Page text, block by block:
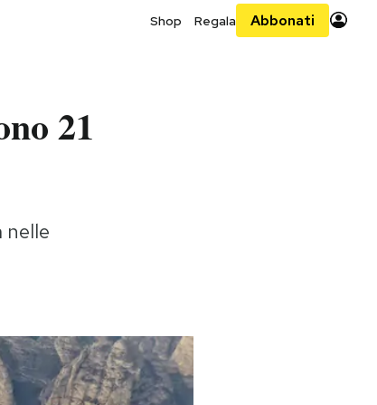
Shop Regala Abbonati
21
nelle